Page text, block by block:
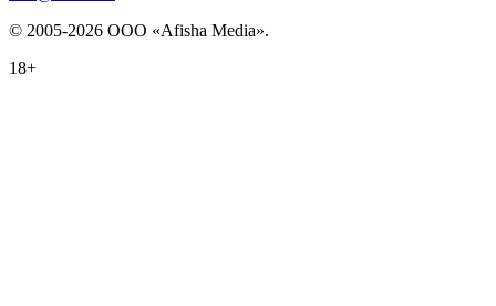
© 2005-2026 ООО «Afisha Media».
18+